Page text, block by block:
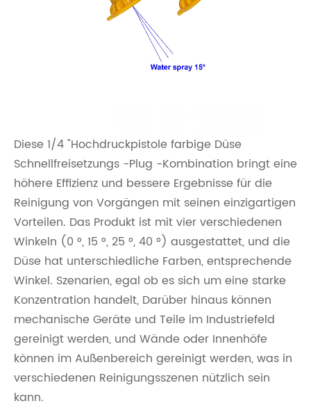
Diese 1/4 "Hochdruckpistole farbige Düse
Schnellfreisetzungs -Plug -Kombination bringt eine
höhere Effizienz und bessere Ergebnisse für die
Reinigung von Vorgängen mit seinen einzigartigen
Vorteilen. Das Produkt ist mit vier verschiedenen
Winkeln (0 °, 15 °, 25 °, 40 °) ausgestattet, und die
Düse hat unterschiedliche Farben, entsprechende
Winkel. Szenarien, egal ob es sich um eine starke
Konzentration handelt, Darüber hinaus können
mechanische Geräte und Teile im Industriefeld
gereinigt werden, und Wände oder Innenhöfe
können im Außenbereich gereinigt werden, was in
verschiedenen Reinigungsszenen nützlich sein
kann.